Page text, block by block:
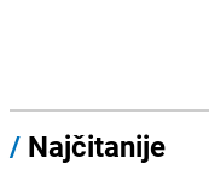
/ Najčitanije